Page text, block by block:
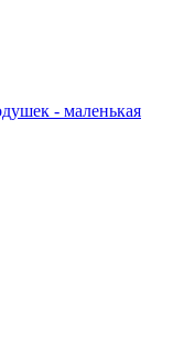
- маленькая